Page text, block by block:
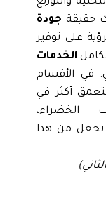
جودة
توفير
الخدمات
أكثر في
من هذا